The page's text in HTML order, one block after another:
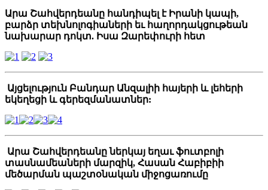
Արա Շահվերդեանը հանդիպել է Իրանի կապի,
բարձր տեխնոլոգիաների եւ հաղորդակցութեան
նախարար դոկտ. Իսա Զարեփուրի հետ
Այցելություն Բանդար Անզալիի հայերի և լեհերի
եկեղեցի և գերեզմանատներ:
Արա Շահվերդեանը ներկայ եղաւ ֆուտբոլի
տասնամեաների մարզիկ, Հասան Հաբիբիի
մեծարման պաշտօնական միջոցառումը